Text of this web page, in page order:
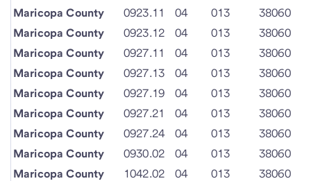
Maricopa County
0923.11 04 013
38060
Maricopa County
0923.12 04 013
38060
Maricopa County
0927.11 04 013
38060
Maricopa County
0927.13 04 013
38060
Maricopa County
0927.19 04 013
38060
Maricopa County
0927.21 04 013
38060
Maricopa County
0927.24 04 013
38060
Maricopa County
0930.02 04 013
38060
Maricopa County
1042.02 04 013
38060